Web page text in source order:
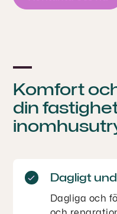
Komfort
din
Dagligt
Dagliga och